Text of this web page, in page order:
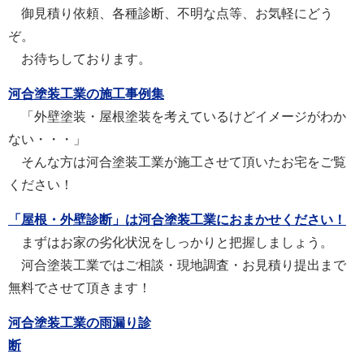
御見積り依頼、各種診断、不明な点等、お気軽にどう
ぞ。
お待ちしております。
河合塗装工業の施工事例集
「外壁塗装・屋根塗装を考えているけどイメージがわか
ない・・・」
そんな方は河合塗装工業が施工させて頂いたお宅をご覧
ください！
「屋根・外壁診断」は河合塗装工業におまかせください！
まずはお家の劣化状況をしっかりと把握しましょう。
河合塗装工業ではご相談・現地調査・お見積り提出まで
無料でさせて頂きます！
河合塗装工業の雨漏り診
断